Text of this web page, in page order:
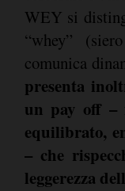
WEY si
“whey”
comunica
presenta
un pay off –
equilibrato,
– che
leggerezza